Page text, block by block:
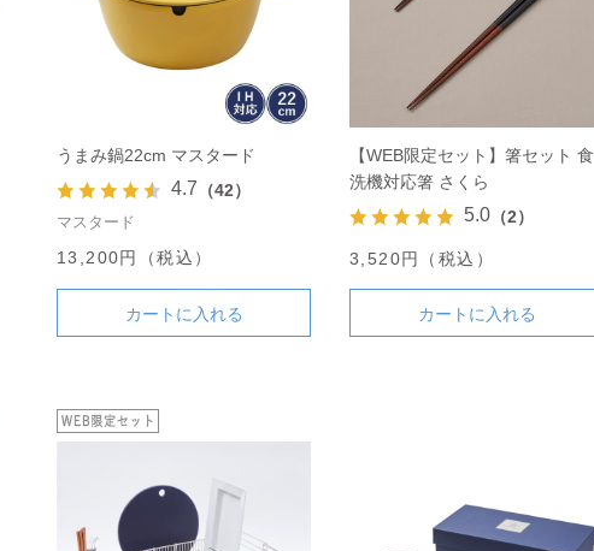
うまみ鍋22cm マスタード
4.7 （42）
マスタード
13,200円（税込）
カートに入れる
【WEB限定セット】箸セット 食
洗機対応箸 さくら
5.0 （2）
3,520円（税込）
カートに入れる